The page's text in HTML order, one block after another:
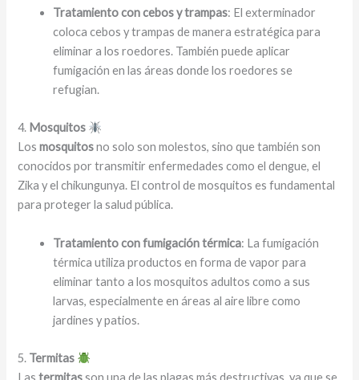
Tratamiento con cebos y trampas: El exterminador
coloca cebos y trampas de manera estratégica para
eliminar a los roedores. También puede aplicar
fumigación en las áreas donde los roedores se
refugian.
4. Mosquitos
Losmosquitosno solo son molestos, sino que también son
conocidos por transmitir enfermedades como el dengue, el
Zika y el chikungunya. El control de mosquitos es fundamental
para proteger la salud pública.
Tratamiento con fumigación térmica: La fumigación
térmica utiliza productos en forma de vapor para
eliminar tanto a los mosquitos adultos como a sus
larvas, especialmente en áreas al aire libre como
jardines y patios.
5. Termitas
Lastermitasson una de las plagas más destructivas, ya que se